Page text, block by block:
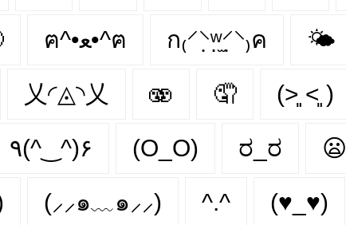
ฅ^•ﻌ•^ฅ ก₍⸍⸌̣ʷ̣̫⸍̣⸌₎ค 🌤
乂◜◬◝乂 🫨 🤦 (˃͈ ˂͈ )
٩(^‿^)۶ (O_O) ರ_ರ 😦
(⸝⸝๑﹏๑⸝⸝) ^.^ (♥_♥)